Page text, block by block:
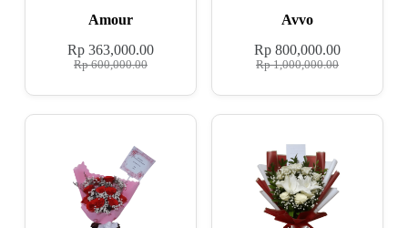
Amour
Rp600,000.00
Rp363,000.00
Avvo
Rp1,000,000.00
Rp 800,000.00